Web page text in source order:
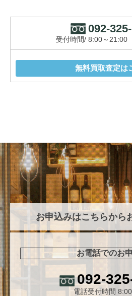
092-
受付時間/ 8:00～21:00
無料買取査定は
お申込みはこちらから
お電話でのお
092-
電話受付時間